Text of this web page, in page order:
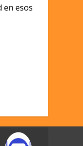
en esos